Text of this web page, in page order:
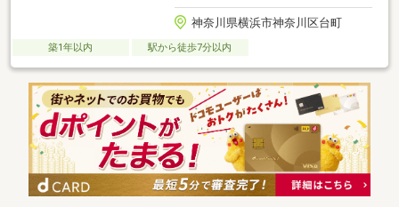
神奈川県横浜市神奈川区台町
築1年以内 駅から徒歩7分以内